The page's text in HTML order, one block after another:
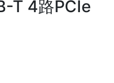
T 4路PCIe